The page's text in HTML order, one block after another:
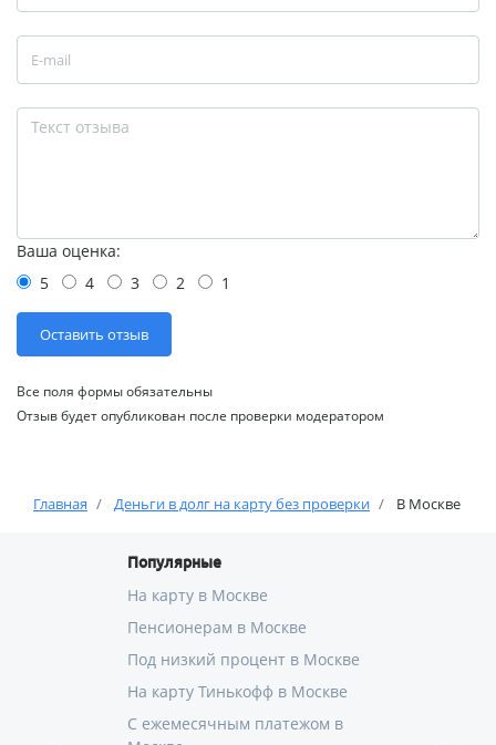
Ваша оценка:
5
4 3 2 1
Все поля формы обязательны
Отзыв будет опубликован после проверки модератором
Главная Деньги в долг на карту без проверки В Москве
Популярные
На карту в Москве
Пенсионерам в Москве
Под низкий процент в Москве
На карту Тинькофф в Москве
С ежемесячным платежом в